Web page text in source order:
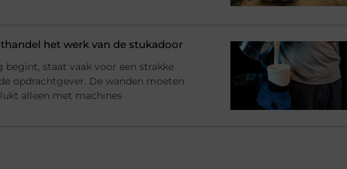
het werk van de stukadoor
begint, staat vaak voor een strakke
opdrachtgever. De wanden moeten
alleen met machines